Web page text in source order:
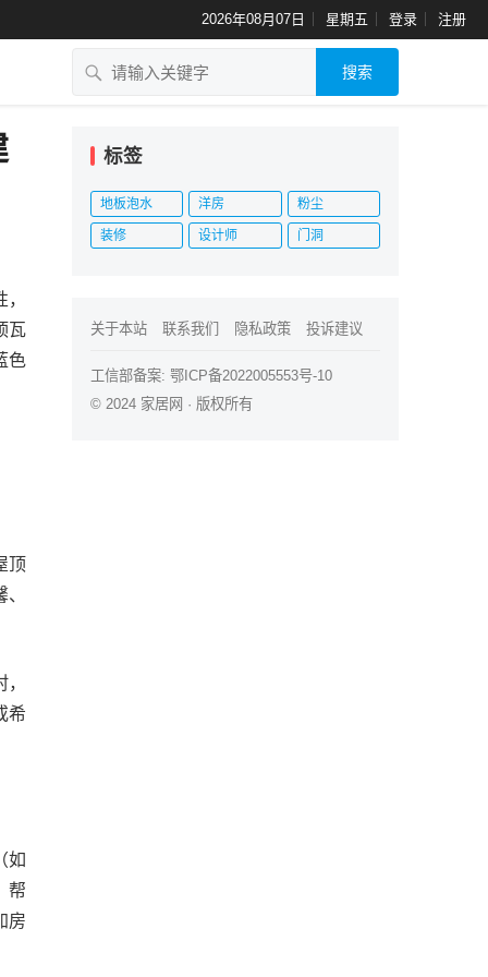
2026年08月07日 星期五 登录 注册
搜索
瓦
色
顶
希
如
帮
房
标签
地板泡水 洋房 粉尘
装修 设计师 门洞
关于本站 联系我们 隐私政策 投诉建议
工信部备案: 鄂ICP备2022005553号-10
© 2024 家居网 · 版权所有